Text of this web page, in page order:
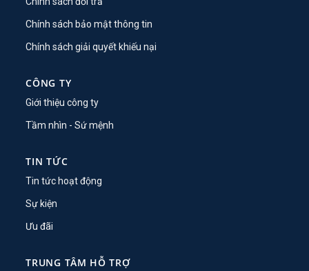
Chính sách bảo mật thông tin
Chính sách giải quyết khiếu nại
CÔNG TY
Giới thiệu công ty
Tầm nhìn - Sứ mệnh
TIN TỨC
Tin tức hoạt động
Sự kiện
Ưu đãi
TRUNG TÂM HỖ TRỢ